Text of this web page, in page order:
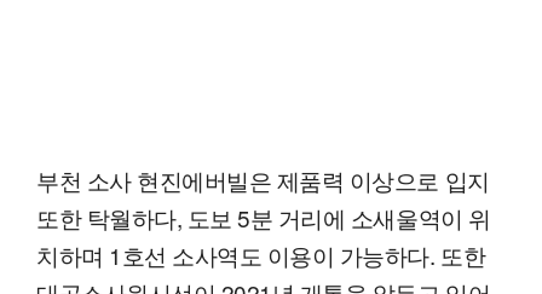
부천 소사 현진에버빌은 제품력 이상으로 입지
또한 탁월하다, 도보 5분 거리에 소새울역이 위
치하며 1호선 소사역도 이용이 가능하다. 또한